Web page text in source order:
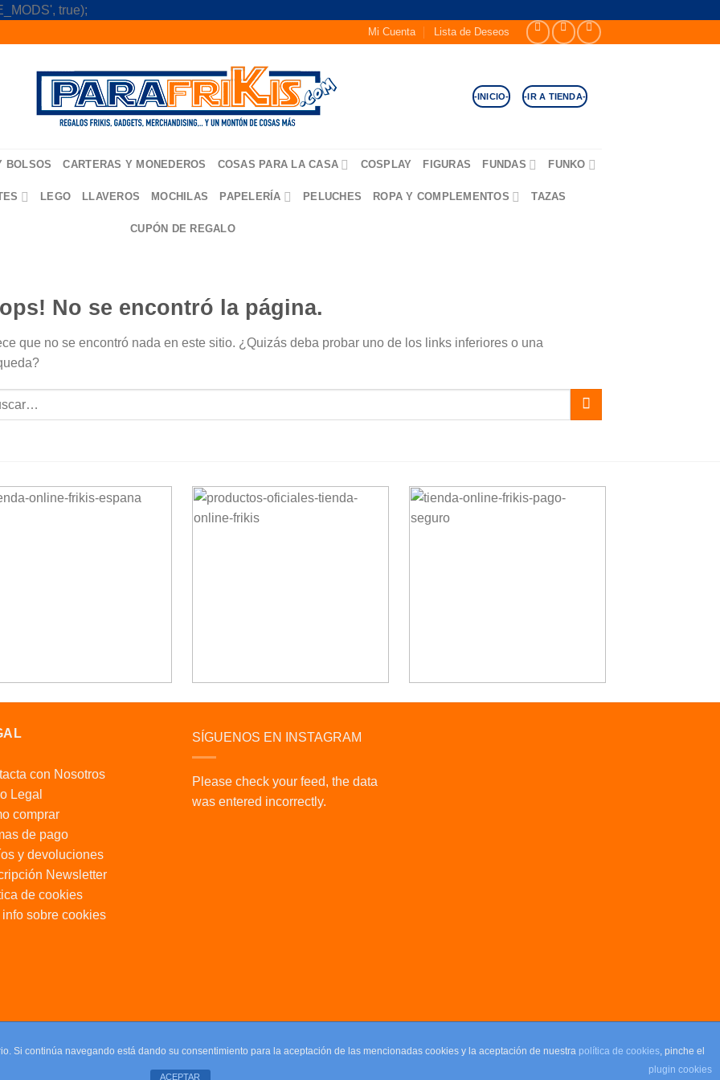
true);
Mi Cuenta Lista de Deseos
-INICIO- -IR A TIENDA-
BOLSOS CARTERAS Y MONEDEROS COSAS PARA LA CASA COSPLAY FIGURAS FUNDAS FUNKO
LEGO LLAVEROS MOCHILAS PAPELERÍA PELUCHES ROPA Y COMPLEMENTOS TAZAS
CUPÓN DE REGALO
No se encontró la página.
que no se encontró nada en este sitio. ¿Quizás deba probar uno de los links inferiores o una
con Nosotros
Legal
comprar
de pago
y devoluciones
Newsletter
de cookies
info sobre cookies
SÍGUENOS EN INSTAGRAM
Please check your feed, the data
was entered incorrectly.
Si continúa navegando está dando su consentimiento para la aceptación de las mencionadas cookies y la aceptación de nuestra política de cookies, pinche el
plugin cookies
ACEPTAR